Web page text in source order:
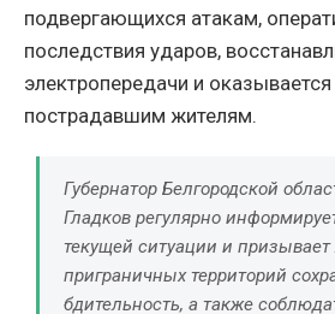
подвергающихся атакам,
последствия ударов,
электропередачи и
пострадавшим жителям.
Губернатор Белгородской
Гладков регулярно
текущей ситуации и
приграничных территорий
бдительность, а также